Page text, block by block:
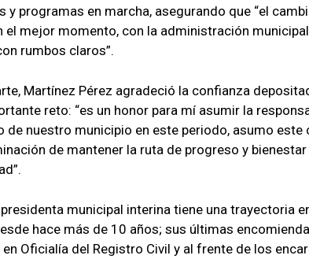
y programas en marcha, asegurando que “el
el mejor momento, con la administración
rumbos claros”.
Martínez Pérez agradeció la confianza
reto: “es un honor para mí asumir la
de nuestro municipio en este periodo, asumo
de mantener la ruta de progreso y
municipal interina tiene una trayectoria
hace más de 10 años; sus últimas
Oficialía del Registro Civil y al frente de los